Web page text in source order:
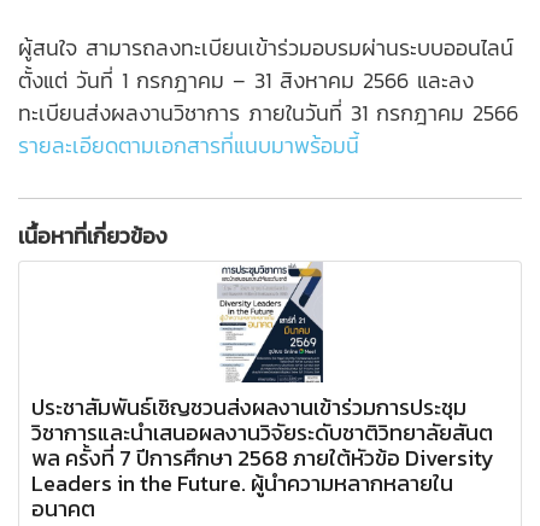
ผู้สนใจ สามารถลงทะเบียนเข้าร่วมอบรมผ่านระบบออนไลน์
ตั้งแต่ วันที่ 1 กรกฎาคม – 31 สิงหาคม 2566 และลง
ทะเบียนส่งผลงานวิชาการ ภายในวันที่ 31 กรกฎาคม 2566
รายละเอียดตามเอกสารที่แนบมาพร้อมนี้
เนื้อหาที่เกี่ยวข้อง
ประชาสัมพันธ์เชิญชวนส่งผลงานเข้าร่วมการประชุม
วิชาการและนำเสนอผลงานวิจัยระดับชาติวิทยาลัยสันต
พล ครั้งที่ 7 ปีการศึกษา 2568 ภายใต้หัวข้อ Diversity
Leaders in the Future. ผู้นำความหลากหลายใน
อนาคต